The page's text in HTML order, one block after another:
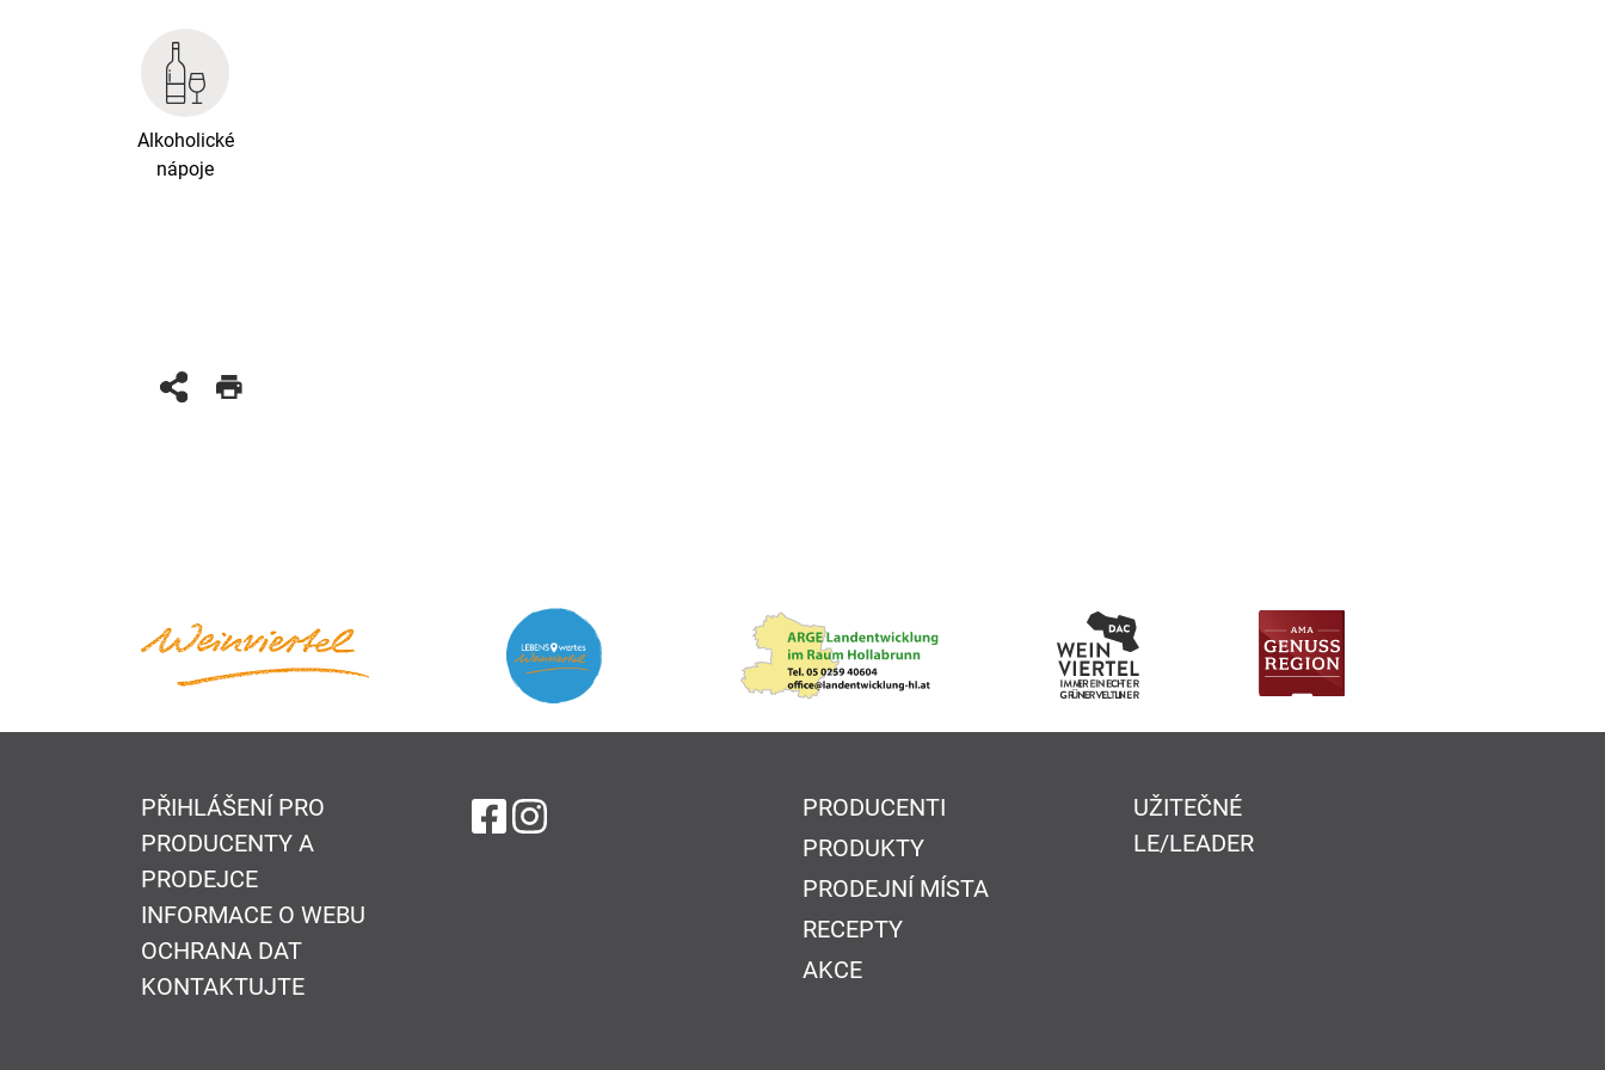
Alkoholické
nápoje
PŘIHLÁŠENÍ PRO
PRODUCENTY A
PRODEJCE
INFORMACE O WEBU
OCHRANA DAT
KONTAKTUJTE
na Facebook
na Instagram
PRODUCENTI
PRODUKTY
PRODEJNÍ MÍSTA
RECEPTY
AKCE
UŽITEČNÉ
LE/LEADER